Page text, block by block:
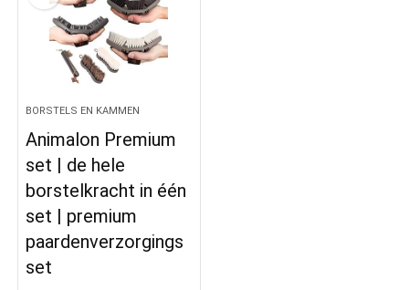
BORSTELS EN KAMMEN
Animalon Premium
set | de hele
borstelkracht in één
set | premium
paardenverzorgings
set